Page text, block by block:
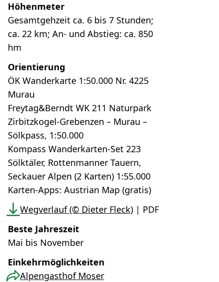
Höhenmeter
Gesamtgehzeit ca. 6 bis 7 Stunden;
ca. 22 km; An- und Abstieg: ca. 850
hm
Orientierung
ÖK Wanderkarte 1:50.000 Nr. 4225
Murau
Freytag&Berndt WK 211 Naturpark
Zirbitzkogel-Grebenzen – Murau –
Sölkpass, 1:50.000
Kompass Wanderkarten-Set 223
Sölktäler, Rottenmanner Tauern,
Seckauer Alpen (2 Karten) 1:55.000
Karten-Apps: Austrian Map (gratis)
Wegverlauf (© Dieter Fleck) | PDF
Beste Jahreszeit
Mai bis November
Einkehrmöglichkeiten
Alpengasthof Moser